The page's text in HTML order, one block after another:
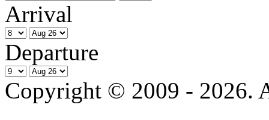
Arrival
Departure
Copyright © 2009 - 2026.